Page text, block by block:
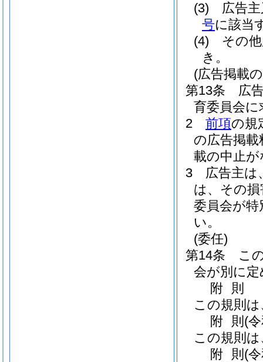
(3)
広告
号に該当
(4)
その
き。
(広告掲載
第13条
広
育委員会
2
前項の規
の広告掲
載の中止
3
広告主は
は、その
委員会が
い。
(委任)
第14条
こ
会が別に
附 則
この規則
附 則 (
この規則
附 則 (